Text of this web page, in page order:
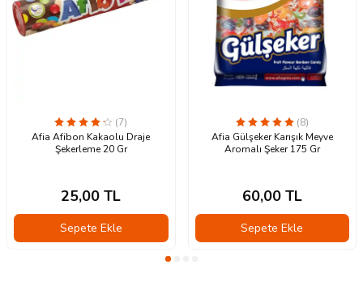
(7)
Afia Afibon Kakaolu Draje
Şekerleme 20 Gr
25,00 TL
Sepete Ekle
(8)
Afia Gülşeker Karışık Meyve
Aromalı Şeker 175 Gr
60,00TL
Sepete Ekle